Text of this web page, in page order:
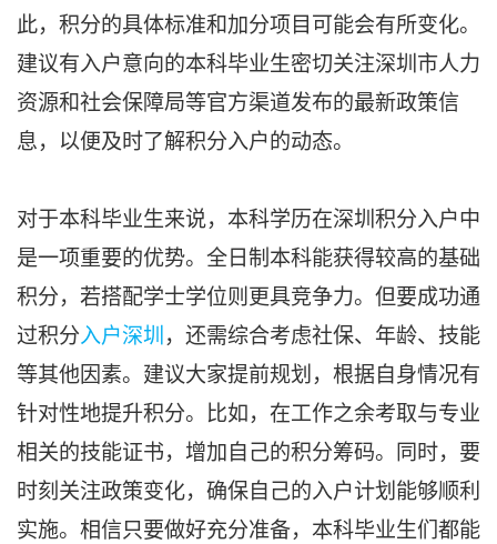
此，积分的具体标准和加分项目可能会有所变化。
建议有入户意向的本科毕业生密切关注深圳市人力
资源和社会保障局等官方渠道发布的最新政策信
息，以便及时了解积分入户的动态。
对于本科毕业生来说，本科学历在深圳积分入户中
是一项重要的优势。全日制本科能获得较高的基础
积分，若搭配学士学位则更具竞争力。但要成功通
过积分入户深圳 ，还需综合考虑社保、年龄、技能
等其他因素。建议大家提前规划，根据自身情况有
针对性地提升积分。比如，在工作之余考取与专业
相关的技能证书，增加自己的积分筹码。同时，要
时刻关注政策变化，确保自己的入户计划能够顺利
实施。相信只要做好充分准备，本科毕业生们都能